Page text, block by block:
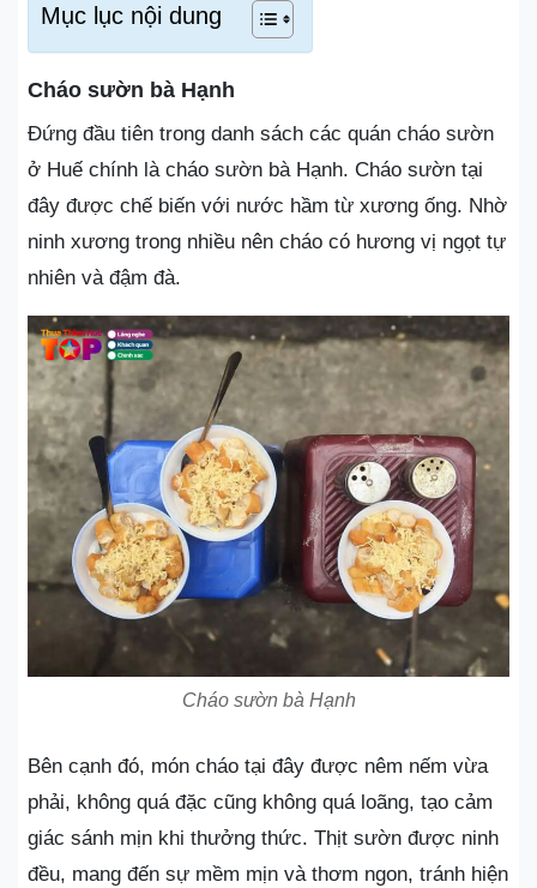
Mục lục nội dung
Cháo sườn bà Hạnh
Đứng đầu tiên trong danh sách các quán cháo sườn
ở Huế chính là cháo sườn bà Hạnh. Cháo sườn tại
đây được chế biến với nước hầm từ xương ống. Nhờ
ninh xương trong nhiều nên cháo có hương vị ngọt tự
nhiên và đậm đà.
Cháo sườn bà Hạnh
Bên cạnh đó, món cháo tại đây được nêm nếm vừa
phải, không quá đặc cũng không quá loãng, tạo cảm
giác sánh mịn khi thưởng thức. Thịt sườn được ninh
đều, mang đến sự mềm mịn và thơm ngon, tránh hiện